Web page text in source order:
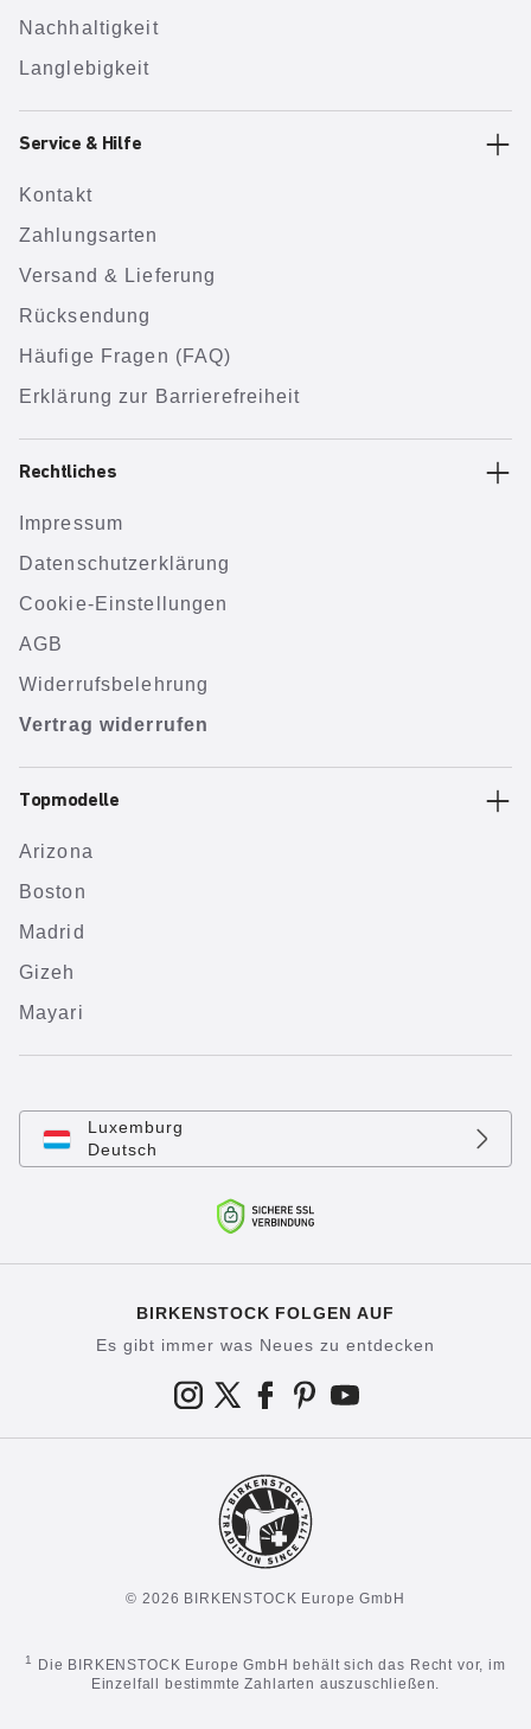
Nachhaltigkeit
Langlebigkeit
Service & Hilfe
Kontakt
Zahlungsarten
Versand & Lieferung
Rücksendung
Häufige Fragen (FAQ)
Erklärung zur Barrierefreiheit
Rechtliches
Impressum
Datenschutzerklärung
Cookie-Einstellungen
AGB
Widerrufsbelehrung
Vertrag widerrufen
Topmodelle
Arizona
Boston
Madrid
Gizeh
Mayari
Luxemburg
Deutsch
BIRKENSTOCK FOLGEN AUF
Es gibt immer was Neues zu entdecken
© 2026 BIRKENSTOCK Europe GmbH
1
Die BIRKENSTOCK Europe GmbH behält sich das Recht vor, im
Einzelfall bestimmte Zahlarten auszuschließen.